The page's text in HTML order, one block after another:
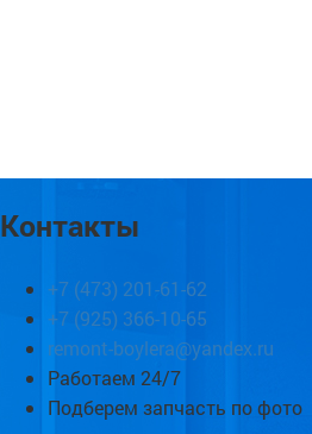
Контакты
+7 (473) 201-61-62
+7 (925) 366-10-65
remont-boylera@yandex.ru
Работаем 24/7
Подберем запчасть по фото